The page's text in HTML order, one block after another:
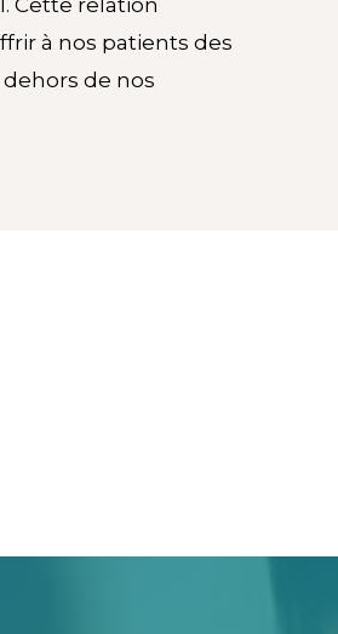
à nos patients des
de nos